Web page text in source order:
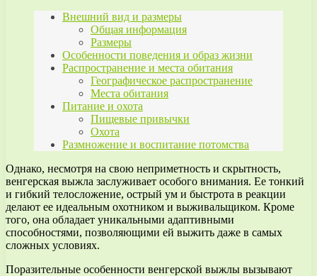
Внешний вид и размеры
Общая информация
Размеры
Особенности поведения и образ жизни
Распространение и места обитания
Географическое распространение
Места обитания
Питание и охота
Пищевые привычки
Охота
Размножение и воспитание потомства
Однако, несмотря на свою неприметность и скрытность,
венгерская выжла заслуживает особого внимания. Ее тонкий
и гибкий телосложение, острый ум и быстрота в реакции
делают ее идеальным охотником и выживальщиком. Кроме
того, она обладает уникальными адаптивными
способностями, позволяющими ей выжить даже в самых
сложных условиях.
Поразительные особенности венгерской выжлы вызывают